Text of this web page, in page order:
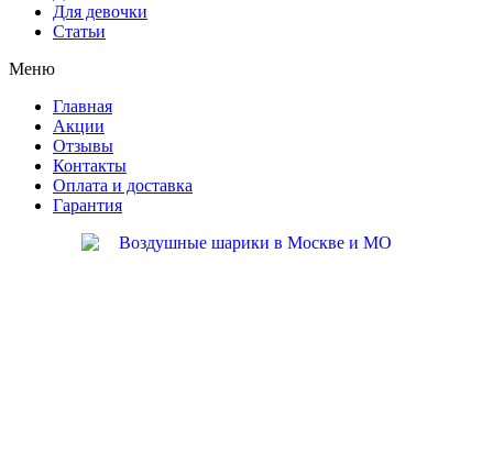
Для девочки
Статьи
Меню
Главная
Акции
Отзывы
Контакты
Оплата и доставка
Гарантия